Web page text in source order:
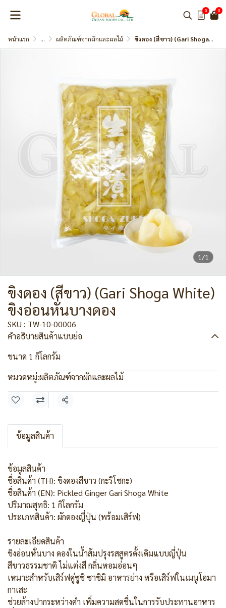
0 0
หน้าแรก ... ผลิตภัณฑ์จากผักและผลไม้ ขิงดอง (สีขาว) (Gari Shoga White) ขิงอ่อนหั่นบางดอง
1/1
ขิงดอง (สีขาว) (Gari Shoga White)
ขิงอ่อนหั่นบางดอง
SKU : TW-10-00006
คำอธิบายสินค้าแบบย่อ
ขนาด 1 กิโลกรัม
หมวดหมู่:ผลิตภัณฑ์จากผักและผลไม้
แชร์
ข้อมูลสินค้า
ข้อมูลสินค้า
ชื่อสินค้า (TH): ขิงดองสีขาว (กะริโชกะ)
ชื่อสินค้า (EN): Pickled Ginger Gari Shoga White
ปริมาณสุทธิ: 1 กิโลกรัม
ประเภทสินค้า: ผักดองญี่ปุ่น (พร้อมเสิร์ฟ)
รายละเอียดสินค้า
ขิงอ่อนหั่นบาง ดองในน้ำส้มปรุงรสสูตรดั้งเดิมแบบญี่ปุ่น
สีขาวธรรมชาติ ไม่แต่งสี กลิ่นหอมอ่อนๆ
เหมาะสำหรับเสิร์ฟคู่ซูชิ ซาชิมิ อาหารย่าง หรือเสิร์ฟในเมนูโอมา
กาเสะ
ช่วยล้างปากระหว่างคำ เพิ่มความสดชื่นในการรับประทานอาหาร